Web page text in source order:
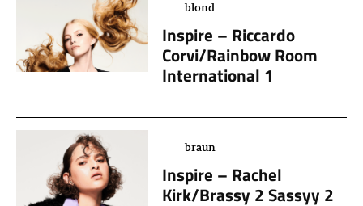
blond
Inspire – Riccardo
Corvi/Rainbow Room
International 1
braun
Inspire – Rachel
Kirk/Brassy 2 Sassyy 2